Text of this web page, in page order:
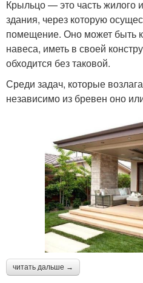
Крыльцо — это часть жилого
здания, через которую
помещение. Оно может быть
навеса, иметь в своей
обходится без таковой.
Среди задач, которые
независимо из бревен оно
читать дальше →